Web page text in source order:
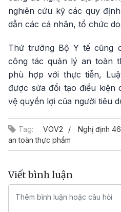
nghiên cứu kỹ các quy
dẫn các cá nhân, tổ chức
Thứ trưởng Bộ Y tế cũng
công tác quản lý an toàn
phù hợp với thực tiễn,
được sửa đổi tạo điều kiện
vệ quyền lợi của người tiêu
Tag: VOV2 Nghị định 46
an toàn thực phẩm
Viết bình luận